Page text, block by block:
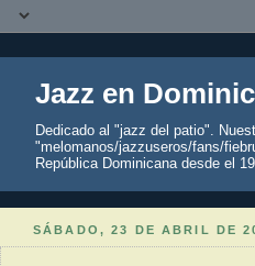
Jazz en
Dedicado al "jazz del patio".
"melomanos/jazzuseros/fans/
República Dominicana desde el
SÁBADO, 23 DE ABRIL DE